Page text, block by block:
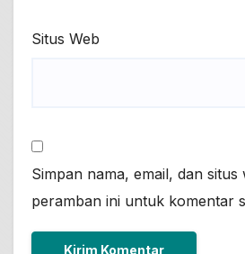
Situs Web
Simpan nama, email, dan situs
peramban ini untuk komentar